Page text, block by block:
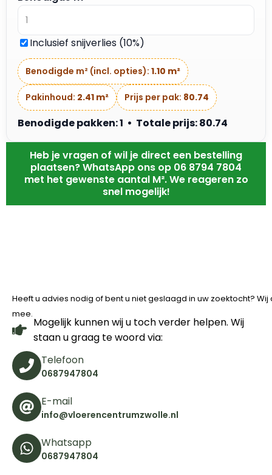
Inclusief snijverlies (10%)
Benodigde m² (incl. opties): 1.10 m²
Pakinhoud: 2.41 m² Prijs per pak: 80.74
Benodigde pakken: 1 • Totale prijs: 80.74
Heb je vragen of wil je direct een bestelling
plaatsen? WhatsApp ons op 06 8794 7804
met het gewenste aantal M². We reageren zo
snel mogelijk!
Heeft u advies nodig of bent u niet geslaagd in uw zoektocht?
mee.
Mogelijk kunnen wij u toch verder helpen. Wij
staan u graag te woord via:
Telefoon
0687947804
E-mail
info@vloerencentrumzwolle.nl
Whatsapp
0687947804